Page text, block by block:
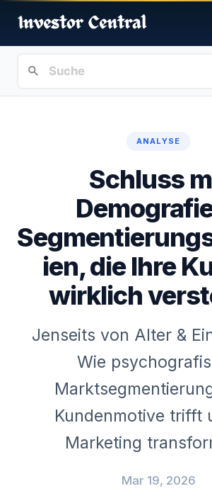
ANALYSE
Schluss
ien, die Ihre
wirklich
Jenseits von Alter &
Wie
Kundenmotive trifft
Marketing
Mar 19, 2026